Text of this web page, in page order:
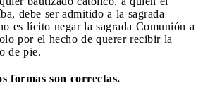
debe ser admitido a la sagrada
es lícito negar la sagrada Comunión a
por el hecho de querer recibir la
de pie.
formas son correctas.